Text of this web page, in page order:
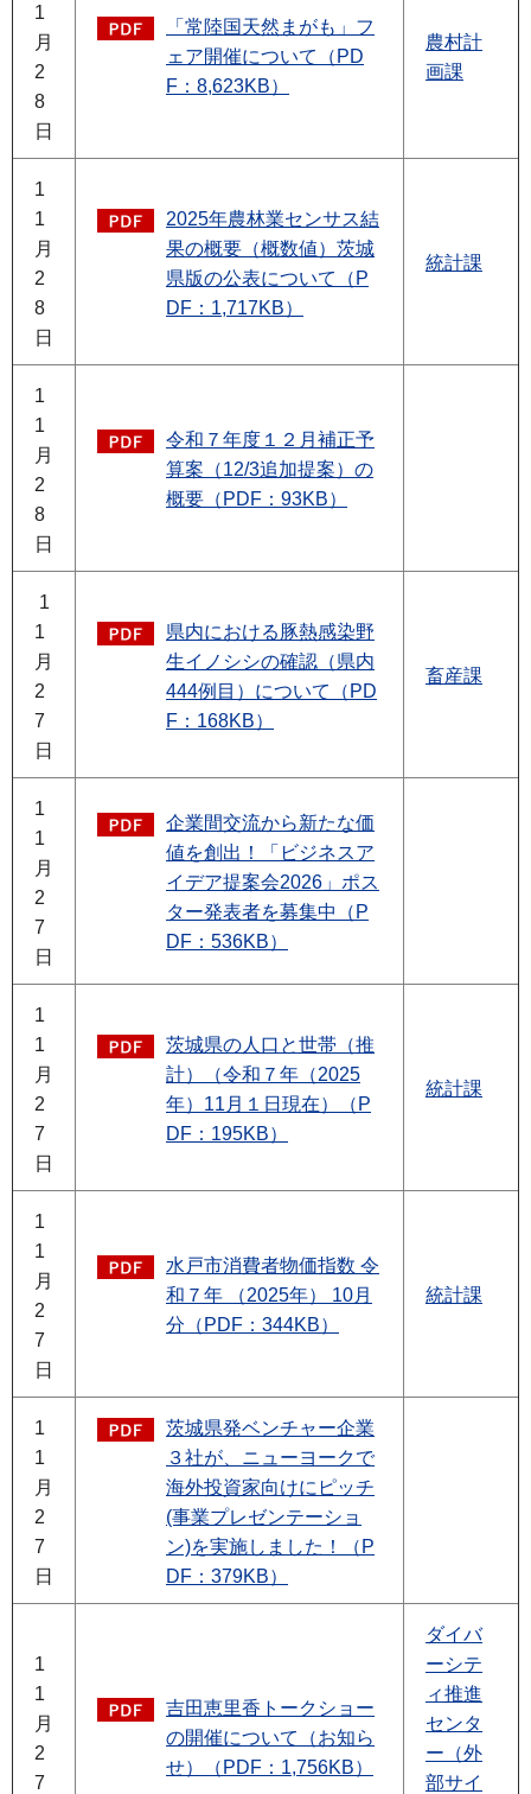
1
月
2
8
日
「常陸国天然まがも」フ
ェア開催について（PD
F：8,623KB）
農村計
画課
1
1
月
2
8
日
2025年農林業センサス結
果の概要（概数値）茨城
県版の公表について（P
DF：1,717KB）
統計課
1
1
月
2
8
日
令和７年度１２月補正予
算案（12/3追加提案）の
概要（PDF：93KB）
1
1
月
2
7
日
県内における豚熱感染野
生イノシシの確認（県内
444例目）について（PD
F：168KB）
畜産課
1
1
月
2
7
日
企業間交流から新たな価
値を創出！「ビジネスア
イデア提案会2026」ポス
ター発表者を募集中（P
DF：536KB）
1
1
月
2
7
日
茨城県の人口と世帯（推
計）（令和７年（2025
年）11月１日現在）（P
DF：195KB）
統計課
1
1
月
2
7
日
水戸市消費者物価指数 令
和７年 （2025年） 10月
分（PDF：344KB）
統計課
1
1
月
2
7
日
茨城県発ベンチャー企業
３社が、ニューヨークで
海外投資家向けにピッチ
(事業プレゼンテーショ
ン)を実施しました！（P
DF：379KB）
1
1
月
2
7
吉田恵里香トークショー
の開催について（お知ら
せ）（PDF：1,756KB）
ダイバ
ーシテ
ィ推進
センタ
ー（外
部サイ